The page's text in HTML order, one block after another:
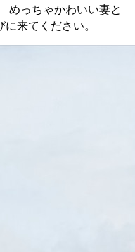
めっちゃかわいい妻と
来てください。